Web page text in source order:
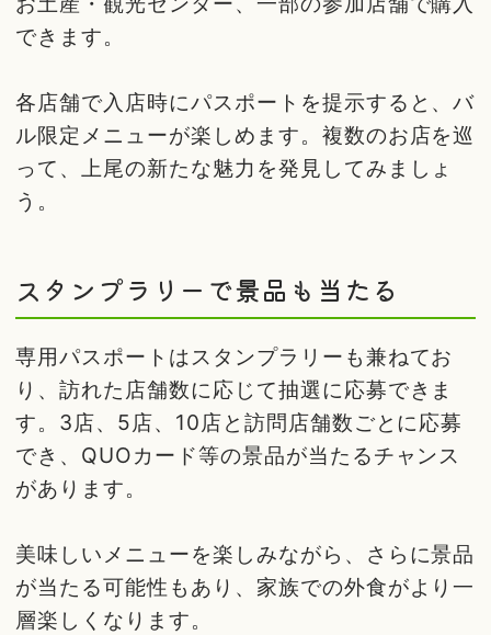
できます。
各店舗で入店時にパスポートを提示すると、バ
ル限定メニューが楽しめます。複数のお店を巡
って、上尾の新たな魅力を発見してみましょ
う。
スタンプラリーで景品も当たる
専用パスポートはスタンプラリーも兼ねてお
り、訪れた店舗数に応じて抽選に応募できま
す。3店、5店、10店と訪問店舗数ごとに応募
でき、QUOカード等の景品が当たるチャンス
があります。
美味しいメニューを楽しみながら、さらに景品
が当たる可能性もあり、家族での外食がより一
層楽しくなります。